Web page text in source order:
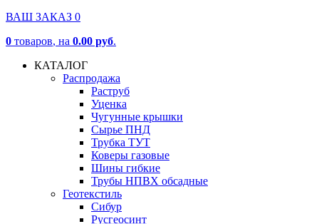
ВАШ ЗАКАЗ 0
0 товаров, на 0.00 руб.
КАТАЛОГ
Распродажа
Раструб
Уценка
Чугунные крышки
Сырье ПНД
Трубка ТУТ
Коверы газовые
Шины гибкие
Трубы НПВХ обсадные
Геотекстиль
Сибур
Русгеосинт